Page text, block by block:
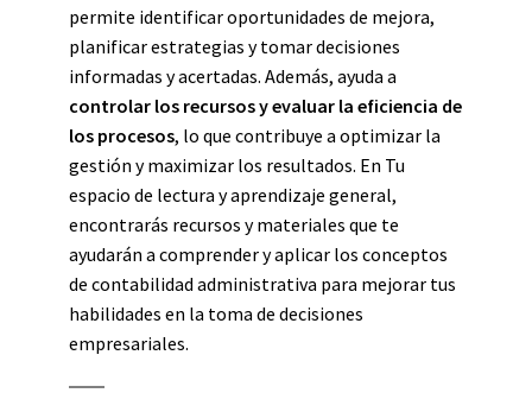
permite identificar oportunidades de mejora,
planificar estrategias y tomar decisiones
informadas y acertadas. Además, ayuda a
controlar los recursos y evaluar la eficiencia de
los procesos, lo que contribuye a optimizar la
gestión y maximizar los resultados. En Tu
espacio de lectura y aprendizaje general,
encontrarás recursos y materiales que te
ayudarán a comprender y aplicar los conceptos
de contabilidad administrativa para mejorar tus
habilidades en la toma de decisiones
empresariales.